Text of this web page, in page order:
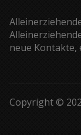
neue Kontakte,
Copyright ©